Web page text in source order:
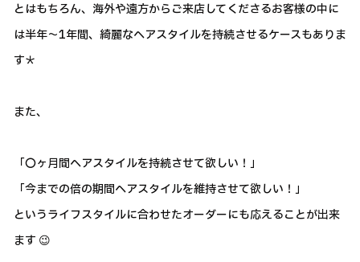
とはもちろん、海外や遠方からご来店してくださるお客様の中に
は半年～1年間、綺麗なヘアスタイルを持続させるケースもありま
す＊
また、
「〇ヶ月間ヘアスタイルを持続させて欲しい！」
「今までの倍の期間ヘアスタイルを維持させて欲しい！」
というライフスタイルに合わせたオーダーにも応えることが出来
ます 😉